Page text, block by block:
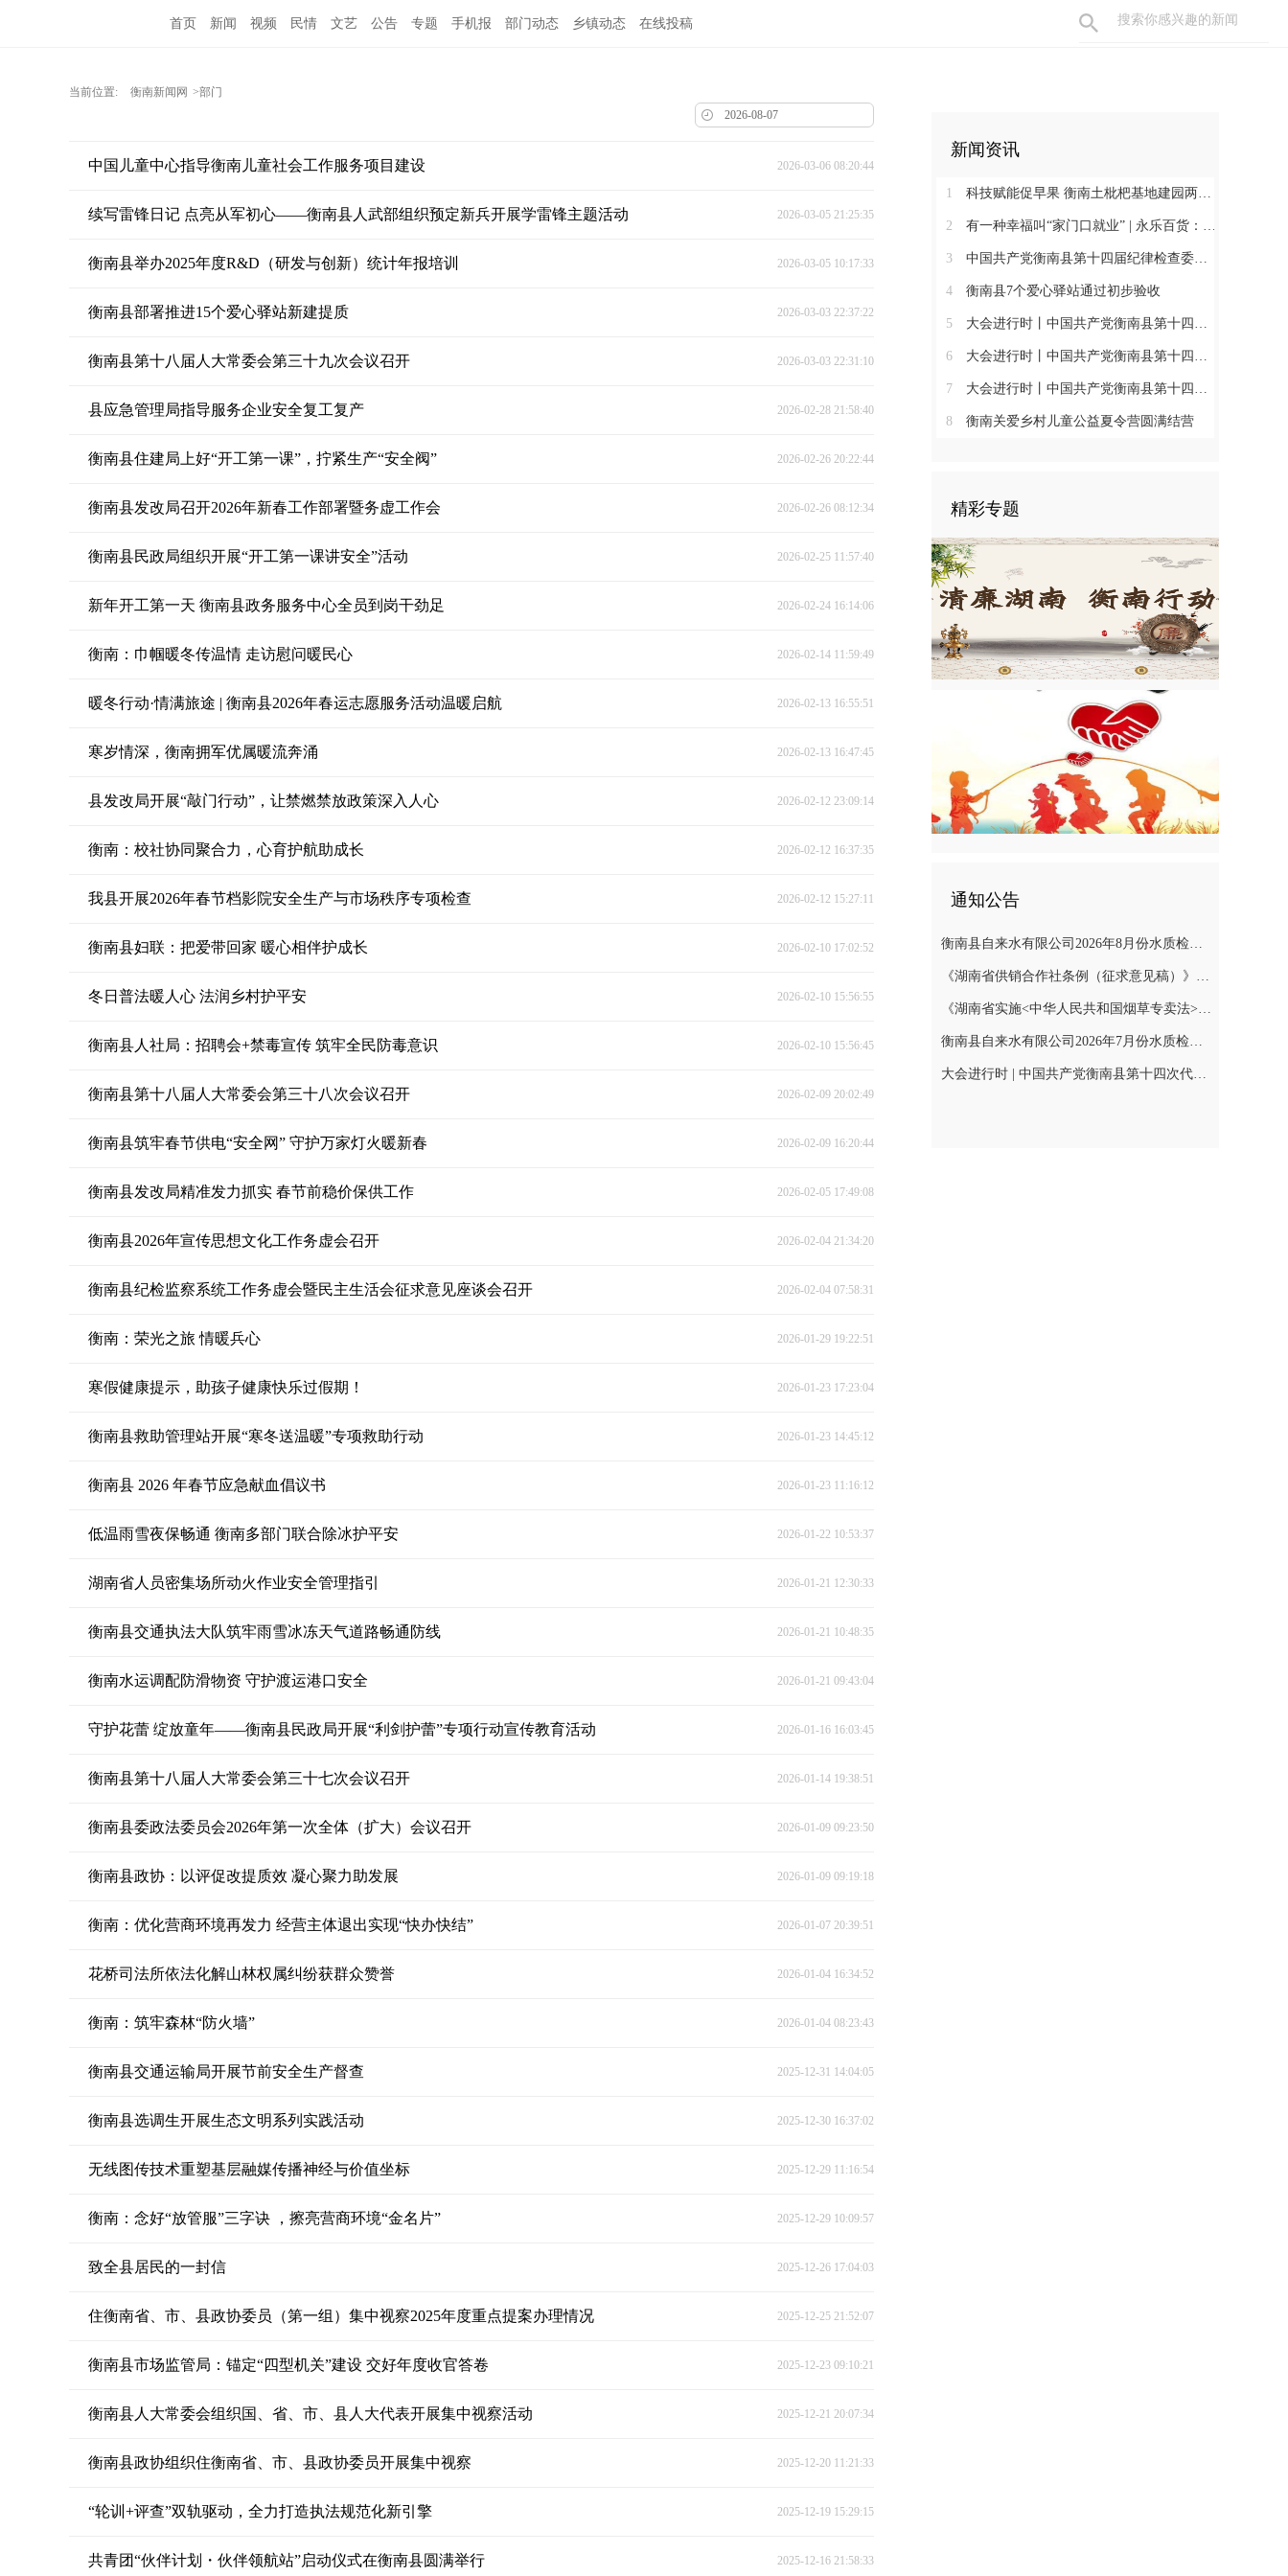
首页 新闻 视频 民情 文艺 公告 专题 手机报 部门动态 乡镇动态 在线投稿
当前位置: 衡南新闻网 >部门
中国儿童中心指导衡南儿童社会工作服务项目建设 2026-03-06 08:20:44
续写雷锋日记 点亮从军初心——衡南县人武部组织预定新兵开展学雷锋主题活动 2026-03-05 21:25:35
衡南县举办2025年度R&D（研发与创新）统计年报培训 2026-03-05 10:17:33
衡南县部署推进15个爱心驿站新建提质 2026-03-03 22:37:22
衡南县第十八届人大常委会第三十九次会议召开 2026-03-03 22:31:10
县应急管理局指导服务企业安全复工复产 2026-02-28 21:58:40
衡南县住建局上好“开工第一课”，拧紧生产“安全阀” 2026-02-26 20:22:44
衡南县发改局召开2026年新春工作部署暨务虚工作会 2026-02-26 08:12:34
衡南县民政局组织开展“开工第一课讲安全”活动 2026-02-25 11:57:40
新年开工第一天 衡南县政务服务中心全员到岗干劲足 2026-02-24 16:14:06
衡南：巾帼暖冬传温情 走访慰问暖民心 2026-02-14 11:59:49
暖冬行动·情满旅途 | 衡南县2026年春运志愿服务活动温暖启航 2026-02-13 16:55:51
寒岁情深，衡南拥军优属暖流奔涌 2026-02-13 16:47:45
县发改局开展“敲门行动”，让禁燃禁放政策深入人心 2026-02-12 23:09:14
衡南：校社协同聚合力，心育护航助成长 2026-02-12 16:37:35
我县开展2026年春节档影院安全生产与市场秩序专项检查 2026-02-12 15:27:11
衡南县妇联：把爱带回家 暖心相伴护成长 2026-02-10 17:02:52
冬日普法暖人心 法润乡村护平安 2026-02-10 15:56:55
衡南县人社局：招聘会+禁毒宣传 筑牢全民防毒意识 2026-02-10 15:56:45
衡南县第十八届人大常委会第三十八次会议召开 2026-02-09 20:02:49
衡南县筑牢春节供电“安全网” 守护万家灯火暖新春 2026-02-09 16:20:44
衡南县发改局精准发力抓实 春节前稳价保供工作 2026-02-05 17:49:08
衡南县2026年宣传思想文化工作务虚会召开 2026-02-04 21:34:20
衡南县纪检监察系统工作务虚会暨民主生活会征求意见座谈会召开 2026-02-04 07:58:31
衡南：荣光之旅 情暖兵心 2026-01-29 19:22:51
寒假健康提示，助孩子健康快乐过假期！ 2026-01-23 17:23:04
衡南县救助管理站开展“寒冬送温暖”专项救助行动 2026-01-23 14:45:12
衡南县 2026 年春节应急献血倡议书 2026-01-23 11:16:12
低温雨雪夜保畅通 衡南多部门联合除冰护平安 2026-01-22 10:53:37
湖南省人员密集场所动火作业安全管理指引 2026-01-21 12:30:33
衡南县交通执法大队筑牢雨雪冰冻天气道路畅通防线 2026-01-21 10:48:35
衡南水运调配防滑物资 守护渡运港口安全 2026-01-21 09:43:04
守护花蕾 绽放童年——衡南县民政局开展“利剑护蕾”专项行动宣传教育活动 2026-01-16 16:03:45
衡南县第十八届人大常委会第三十七次会议召开 2026-01-14 19:38:51
衡南县委政法委员会2026年第一次全体（扩大）会议召开 2026-01-09 09:23:50
衡南县政协：以评促改提质效 凝心聚力助发展 2026-01-09 09:19:18
衡南：优化营商环境再发力 经营主体退出实现“快办快结” 2026-01-07 20:39:51
花桥司法所依法化解山林权属纠纷获群众赞誉 2026-01-04 16:34:52
衡南：筑牢森林“防火墙” 2026-01-04 08:23:43
衡南县交通运输局开展节前安全生产督查 2025-12-31 14:04:05
衡南县选调生开展生态文明系列实践活动 2025-12-30 16:37:02
无线图传技术重塑基层融媒传播神经与价值坐标 2025-12-29 11:16:54
衡南：念好“放管服”三字诀 ，擦亮营商环境“金名片” 2025-12-29 10:09:57
致全县居民的一封信 2025-12-26 17:04:03
住衡南省、市、县政协委员（第一组）集中视察2025年度重点提案办理情况 2025-12-25 21:52:07
衡南县市场监管局：锚定“四型机关”建设 交好年度收官答卷 2025-12-23 09:10:21
衡南县人大常委会组织国、省、市、县人大代表开展集中视察活动 2025-12-21 20:07:34
衡南县政协组织住衡南省、市、县政协委员开展集中视察 2025-12-20 11:21:33
“轮训+评查”双轨驱动，全力打造执法规范化新引擎 2025-12-19 15:29:15
共青团“伙伴计划・伙伴领航站”启动仪式在衡南县圆满举行 2025-12-16 21:58:33
新闻资讯
1 科技赋能促早果 衡南土枇杷基地建园两年见果助振兴
2 有一种幸福叫“家门口就业” | 永乐百货：守护百姓三餐四季 搭建就业暖心平台
3 中国共产党衡南县第十四届纪律检查委员会第一次全体会议召开 肖高德当选县纪委书记
4 衡南县7个爱心驿站通过初步验收
5 大会进行时丨中国共产党衡南县第十四次代表大会第三次大会召开
6 大会进行时丨中国共产党衡南县第十四次代表大会主席团举行第六次会议
7 大会进行时丨中国共产党衡南县第十四次代表大会主席团举行第五次会议
8 衡南关爱乡村儿童公益夏令营圆满结营
精彩专题
通知公告
衡南县自来水有限公司2026年8月份水质检测报告
《湖南省供销合作社条例（征求意见稿）》公开征集意见
《湖南省实施<中华人民共和国烟草专卖法>若干规定（征求意见稿）》公开征集意见
衡南县自来水有限公司2026年7月份水质检测报告公示
大会进行时 | 中国共产党衡南县第十四次代表大会召开预备会议第二阶段会议